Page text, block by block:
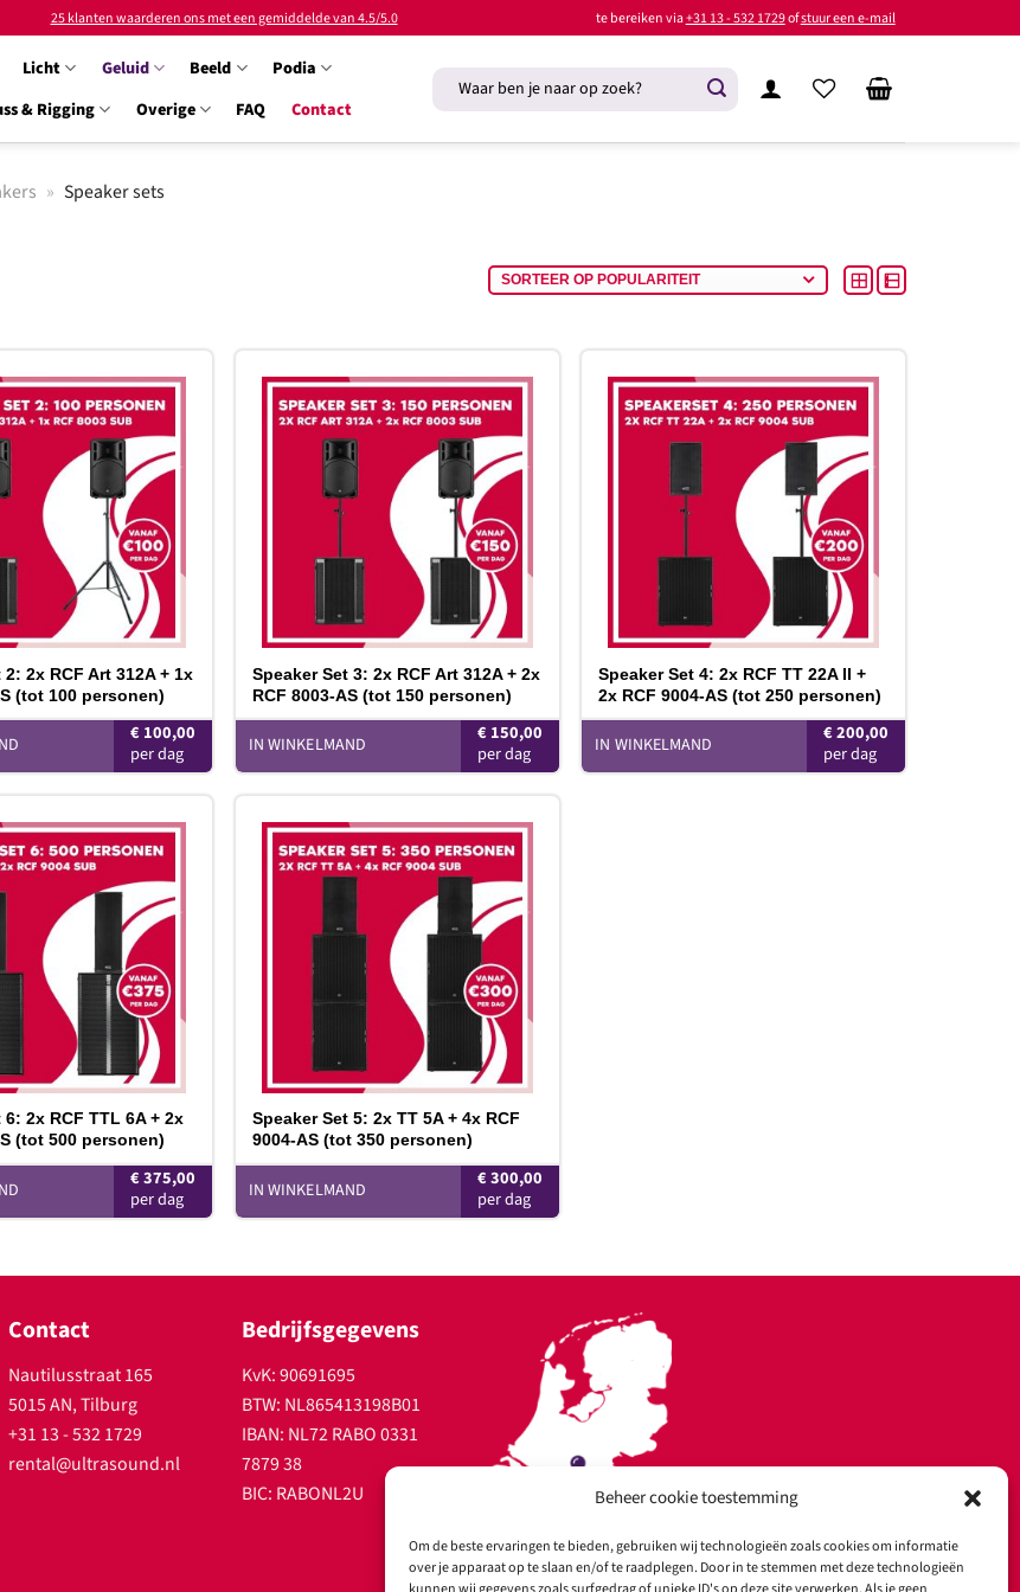
Beheer cookie toestemming
Om de beste ervaringen te bieden, gebruiken wij technologieën zoals cookies om informatie
over je apparaat op te slaan en/of te raadplegen. Door in te stemmen met deze technologieën
25 klanten waarderen ons met een gemiddelde van 4.5/5.0 te bereiken via+31 13 - 532 1729ofstuur een e-mail
Licht Geluid Beeld
Podia
& Rigging Overige FAQ Contact
Zoeken
naar:
» Speaker sets
Toevoegen
aan
verlanglijst
2: 2x RCF Art 312A + 1x
(tot 100 personen)
€100,00
Toevoegen
aan
verlanglijst
Speaker Set 3: 2x RCF Art 312A + 2x
RCF 8003-AS (tot 150 personen)
€150,00
IN WINKELMAND
Toevoegen
aan
verlanglijst
Speaker Set 4: 2x RCF TT 22A II +
2x RCF 9004-AS (tot 250 personen)
€200,00
IN WINKELMAND
Toevoegen
aan
verlanglijst
6: 2x RCF TTL 6A + 2x
(tot 500 personen)
€375,00
Toevoegen
aan
verlanglijst
Speaker Set 5: 2x TT 5A + 4x RCF
9004-AS (tot 350 personen)
€300,00
IN WINKELMAND
Contact
Nautilusstraat 165
5015 AN, Tilburg
+31 13 - 532 1729
rental@ultrasound.nl
Bedrijfsgegevens
KvK: 90691695
BTW: NL865413198B01
IBAN: NL72 RABO 0331
7879 38
BIC: RABONL2U